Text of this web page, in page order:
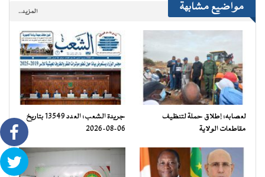
مواضيع مشابهة المزيد..
لعصابه: إطلاق حملة لتنظيف
مقاطعات الولاية
جريدة الشعب: العدد 13549 بتاريخ
06-08-2026